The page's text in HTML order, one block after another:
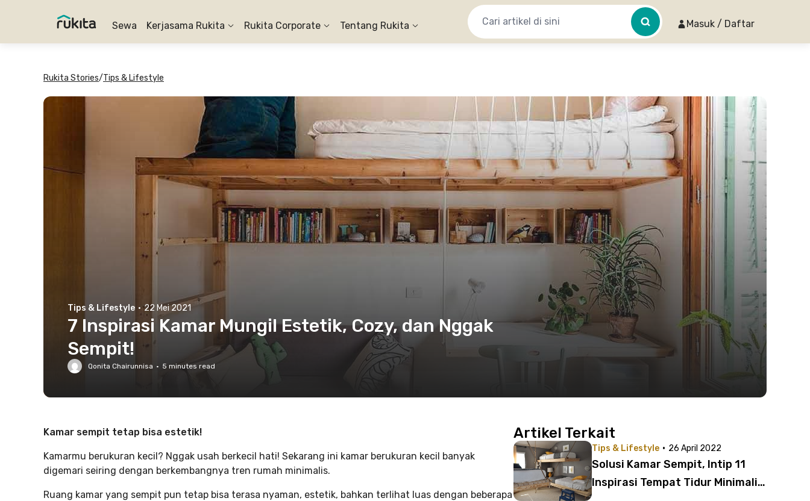
Sewa Kerjasama Rukita Rukita Corporate Tentang Rukita Masuk / Daftar
Rukita Stories/Tips & Lifestyle
Tips & Lifestyle · 22 Mei 2021
7 Inspirasi Kamar Mungil Estetik, Cozy, dan Nggak
Sempit!
Qonita Chairunnisa · 5 minutes read
Kamar sempit tetap bisa estetik!
Kamarmu berukuran kecil? Nggak usah berkecil hati! Sekarang ini kamar berukuran kecil banyak
digemari seiring dengan berkembangnya tren rumah minimalis.
Ruang kamar yang sempit pun tetap bisa terasa nyaman, estetik, bahkan terlihat luas dengan beberapa
Artikel Terkait
Tips & Lifestyle · 26 April 2022
Solusi Kamar Sempit, Intip 11
Inspirasi Tempat Tidur Minimalis